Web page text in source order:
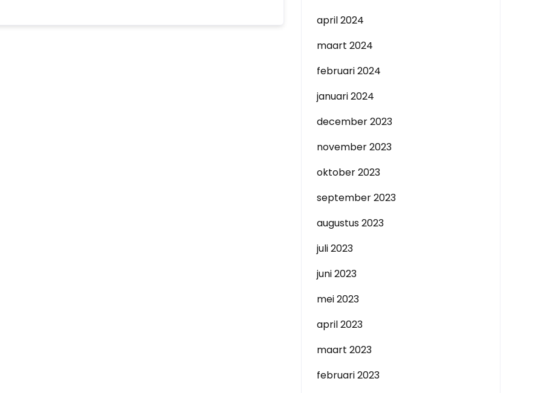
april 2024
maart 2024
februari 2024
januari 2024
december 2023
november 2023
oktober 2023
september 2023
augustus 2023
juli 2023
juni 2023
mei 2023
april 2023
maart 2023
februari 2023